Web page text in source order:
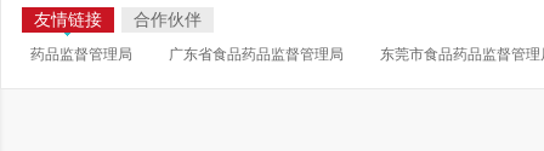
友情链接 合作伙伴
药品监督管理局 广东省食品药品监督管理局 东莞市食品药品监督管理